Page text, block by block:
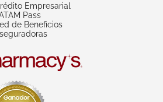
Empresarial
Pass
de Beneficios